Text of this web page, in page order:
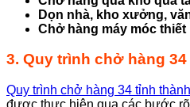
Dọn nhà, kho xưởng,
Chở hàng máy móc thiết
3. Quy trình chở hàng
Quy trình chở hàng 34 tỉnh thành